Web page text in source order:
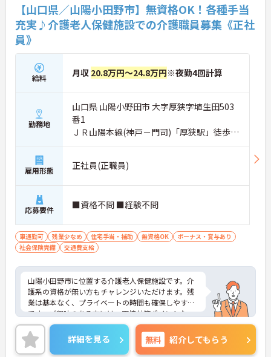
【山口県／山陽小田野市】無資格OK！各種手当
充実♪介護老人保健施設での介護職員募集《正社
員》
給料 月収 20.8万円～24.8万円※夜勤4回計算
勤務地
山口県 山陽小野田市 大字厚狭字埴生田503
番1
ＪＲ山陽本線(神戸－門司)「厚狭駅」徒歩16
分
雇用形態 正社員(正職員)
応募要件 ■資格不問 ■経験不問
車通勤可 残業少なめ 住宅手当・補助 無資格OK
ボーナス・賞与あり
社会保険完備
交通費支給
山陽小田野市に位置する介護老人保健施設です。介
護系の資格が無い方もチャレンジいただけます。残
業は基本なく、プライベートの時間も確保しやすい
です。ご興味のある方には、面接対策ポイントな
ど、さらに詳細をお話しいたしますのでお気軽にご
相談ください！詳細を見る 無料 紹介してもらう